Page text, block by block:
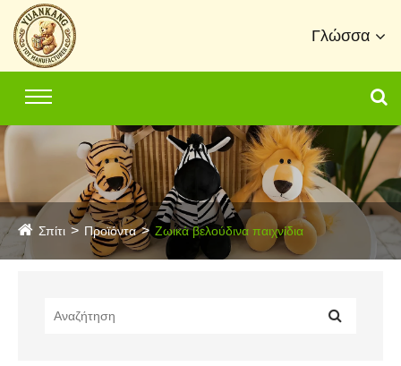
Γλώσσα
Σπίτι Προϊόντα Ζωικά βελούδινα παιχνίδια